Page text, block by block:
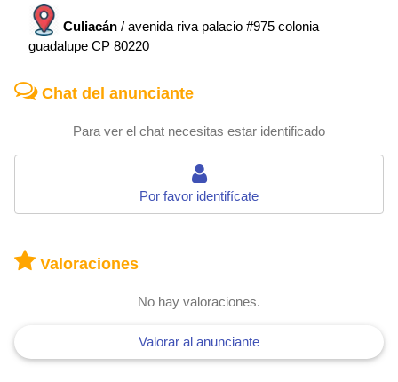
Culiacán / avenida riva palacio #975 colonia
guadalupe CP 80220
Chat del anunciante
Para ver el chat necesitas estar identificado
Por favor identifícate
Valoraciones
No hay valoraciones.
Valorar al anunciante